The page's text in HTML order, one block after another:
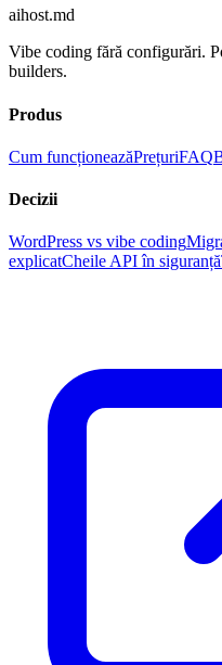
aihost.md
Vibe coding fără configurări.
builders.
Produs
Cum funcționeazăPrețuriFAQ
Decizii
WordPress vs vibe coding
explicatCheile API în siguranță